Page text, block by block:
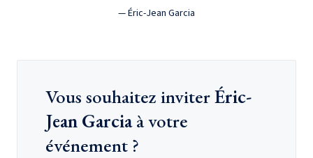
— Éric-Jean Garcia
Vous souhaitez inviterÉric-
Jean Garciaà votre
événement ?